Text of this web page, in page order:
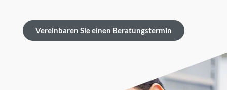
Vereinbaren Sie einen Beratungstermin